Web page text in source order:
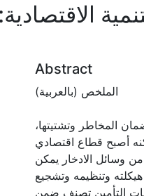
Abstract
الملخص (بالعربية)
المخاطر وتشتيتها،
أصبح قطاع اقتصادي
وسائل الادخار يمكن
وتنظيمه وتشجيع
التأمين تصنف ضمن